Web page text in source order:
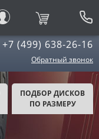
+7 (499) 638-26-16
Обратный звонок
ПОДБОР ДИСКОВ
ПО РАЗМЕРУ